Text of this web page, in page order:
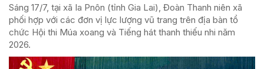
Sáng 17/7, tại xã Ia Pnôn (tỉnh Gia Lai), Đoàn Thanh niên xã
phối hợp với các đơn vị lực lượng vũ trang trên địa bàn tổ
chức Hội thi Múa xoang và Tiếng hát thanh thiếu nhi năm
2026.